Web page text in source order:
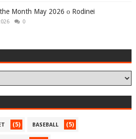
Month May 2026 ο Rodinei
0
(5) BASEBALL (5)